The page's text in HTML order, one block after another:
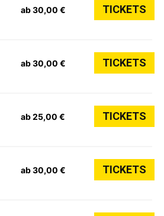
ab 30,00 € TICKETS
ab 30,00 € TICKETS
ab 25,00 € TICKETS
ab 30,00 € TICKETS